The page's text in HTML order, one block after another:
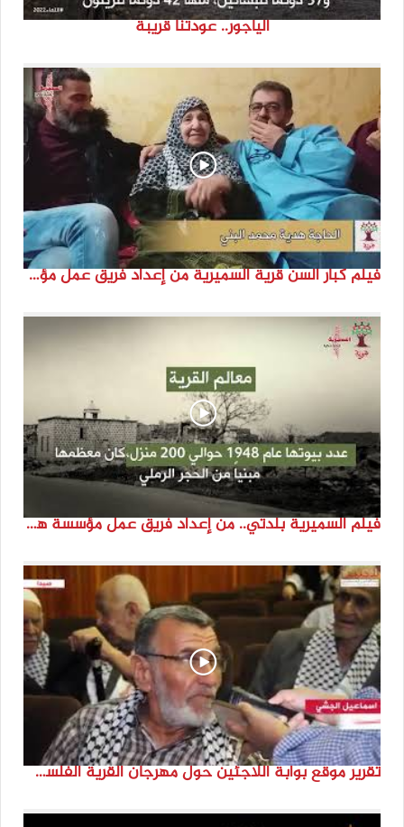
الياجور.. عودتنا قريبة
فيلم كبار السن قرية السميرية من إعداد فريق عمل مؤسسة هوية
فيلم السميرية بلدتي.. من إعداد فريق عمل مؤسسة هوية
تقرير موقع بوابة اللاجئين حول مهرجان القرية الفلسطينية ( السميرية بلدتي)